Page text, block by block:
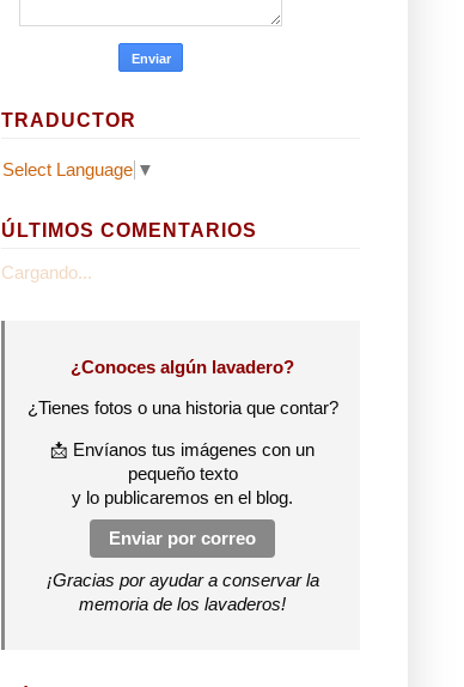
TRADUCTOR
Select Language ▼
ÚLTIMOS COMENTARIOS
Cargando...
¿Conoces algún lavadero?
¿Tienes fotos o una historia que contar?
📩 Envíanos tus imágenes con un
pequeño texto
y lo publicaremos en el blog.
Enviar por correo
¡Gracias por ayudar a conservar la
memoria de los lavaderos!